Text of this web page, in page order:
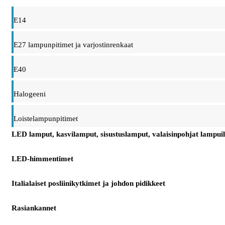
E14
E27 lampunpitimet ja varjostinrenkaat
E40
Halogeeni
Loistelampunpitimet
LED lamput, kasvilamput, sisustuslamput, valaisinpohjat
LED-himmentimet
Italialaiset posliinikytkimet ja johdon pidikkeet
Rasiankannet